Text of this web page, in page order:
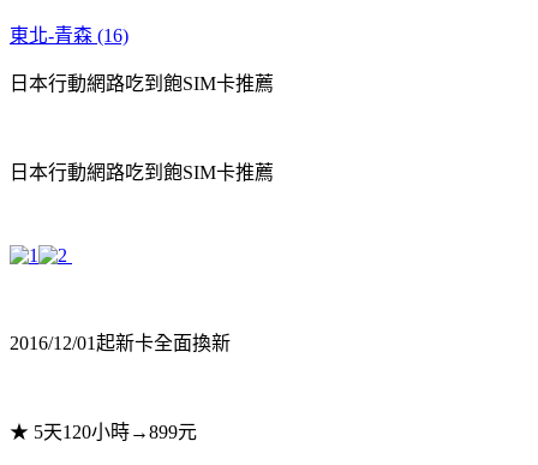
東北-青森 (16)
日本行動網路吃到飽SIM卡推薦
日本行動網路吃到飽SIM卡推薦
2016/12/01起新卡全面換新
★ 5天120小時→899元